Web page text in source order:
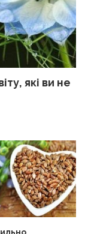
які ви не